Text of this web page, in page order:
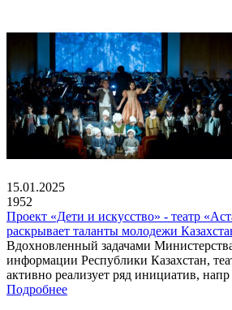
15.01.2025
1952
Проект «Дети и искусство» - театр
раскрывает таланты молодежи
Вдохновленный задачами
информации Республики Казахстан,
активно реализует ряд инициатив, напр
Подробнее